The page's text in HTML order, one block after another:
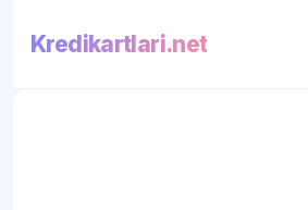
Kredikartlari.net